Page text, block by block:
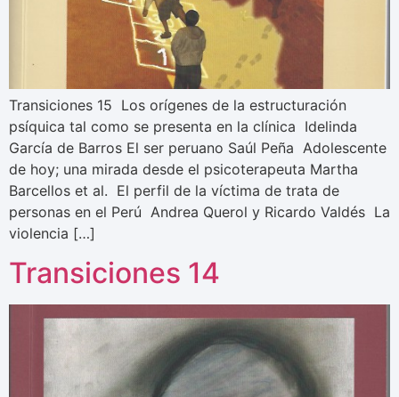
Transiciones 15 Los orígenes de la estructuración
psíquica tal como se presenta en la clínica Idelinda
García de Barros El ser peruano Saúl Peña Adolescente
de hoy; una mirada desde el psicoterapeuta Martha
Barcellos et al. El perfil de la víctima de trata de
personas en el Perú Andrea Querol y Ricardo Valdés La
violencia […]
Transiciones 14